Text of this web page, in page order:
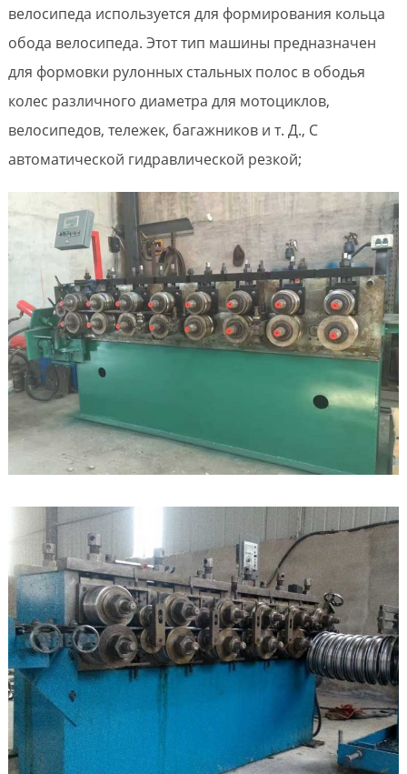
велосипеда используется для формирования кольца
обода велосипеда. Этот тип машины предназначен
для формовки рулонных стальных полос в ободья
колес различного диаметра для мотоциклов,
велосипедов, тележек, багажников и т. Д., С
автоматической гидравлической резкой;